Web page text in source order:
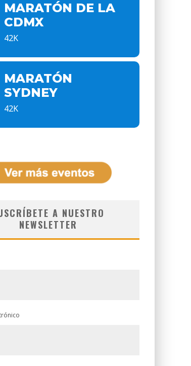
MARATÓN DE LA
CDMX
42K
MARATÓN
SYDNEY
42K
A NUESTRO
NEWSLETTER